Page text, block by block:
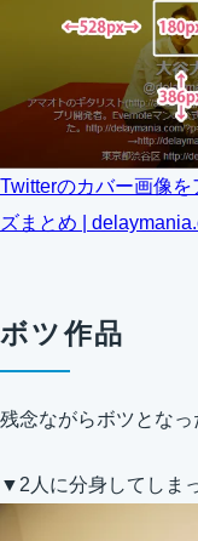
Twitterのカバー画像
ズまとめ |
ボツ作品
残念ながらボツとなっ
▼2人に分身してしま